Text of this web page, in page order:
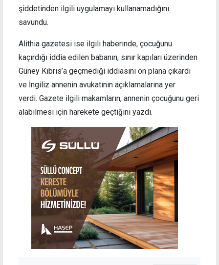
şiddetinden ilgili uygulamayı kullanamadığını
savundu.
Alithia gazetesi ise ilgili haberinde, çocuğunu
kaçırdığı iddia edilen babanın, sınır kapıları üzerinden
Güney Kıbrıs’a geçmediği iddiasını ön plana çıkardı
ve İngiliz annenin avukatının açıklamalarına yer
verdi. Gazete ilgili makamların, annenin çocuğunu geri
alabilmesi için harekete geçtiğini yazdı.